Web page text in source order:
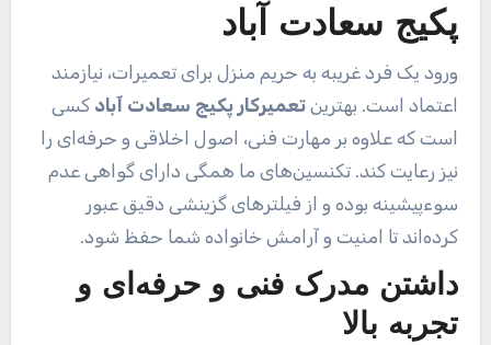
پکیج سعادت آباد
ورود یک فرد غریبه به حریم منزل برای تعمیرات، نیازمند
اعتماد است. بهترین تعمیرکار پکیج سعادت آباد کسی
است که علاوه بر مهارت فنی، اصول اخلاقی و حرفه‌ای را
نیز رعایت کند. تکنسین‌های ما همگی دارای گواهی عدم
سوءپیشینه بوده و از فیلترهای گزینشی دقیق عبور
کرده‌اند تا امنیت و آرامش خانواده شما حفظ شود.
داشتن مدرک فنی و حرفه‌ای و
تجربه بالا